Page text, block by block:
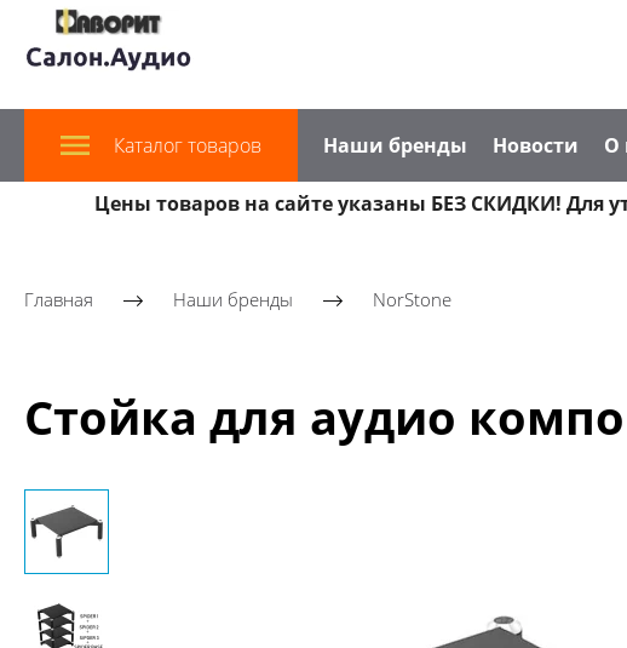
Каталог товаров Наши бренды Новости О
Цены товаров на сайте указаны БЕЗ СКИДКИ! Для
Главная Наши бренды NorStone
Стойка для аудио